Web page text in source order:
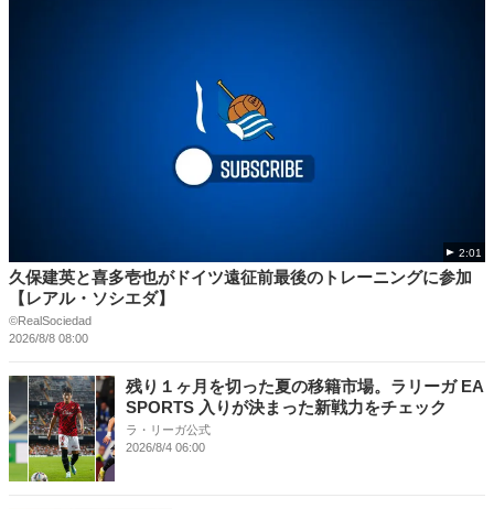
2:01
久保建英と喜多壱也がドイツ遠征前最後のトレーニングに参加
【レアル・ソシエダ】
©RealSociedad
2026/8/8 08:00
残り１ヶ月を切った夏の移籍市場。ラリーガ EA
SPORTS 入りが決まった新戦力をチェック
ラ・リーガ公式
2026/8/4 06:00